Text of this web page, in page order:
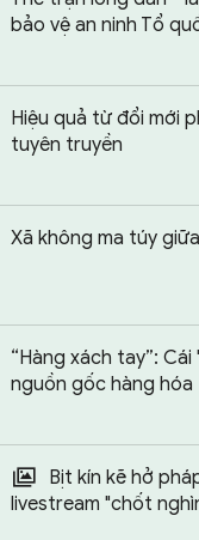
bảo vệ an ninh Tổ
Hiệu quả từ đổi mới
tuyên truyền
Xã không ma túy
“Hàng xách tay”:
nguồn gốc hàng hóa
Bịt kín kẽ hở
livestream "chốt